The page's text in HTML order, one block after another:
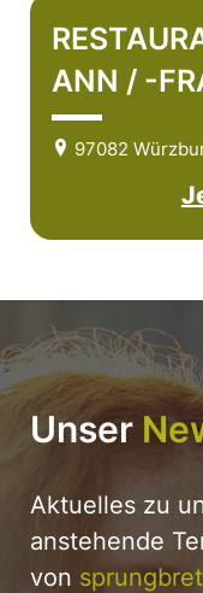
ANN / -
97082
Unser
Aktuelles zu
anstehende
von